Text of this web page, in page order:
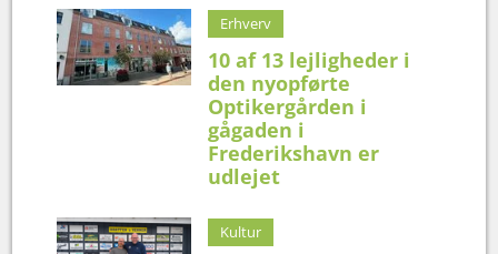
Erhverv
10 af 13 lejligheder i
den nyopførte
Optikergården i
gågaden i
Frederikshavn er
udlejet
Kultur